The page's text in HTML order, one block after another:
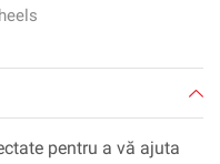
pentru a vă ajuta